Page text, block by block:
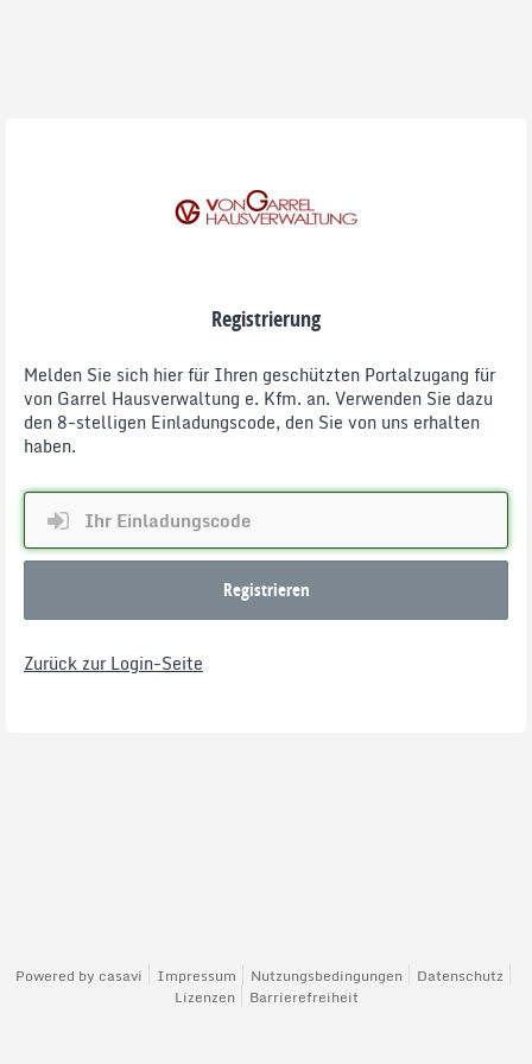
Registrierung
Melden Sie sich hier für Ihren geschützten Portalzugang für
von Garrel Hausverwaltung e. Kfm. an. Verwenden Sie dazu
den 8-stelligen Einladungscode, den Sie von uns erhalten
haben.
Registrieren
Zurück zur Login-Seite
Powered by casavi Impressum Nutzungsbedingungen
Datenschutz
Lizenzen
Barrierefreiheit